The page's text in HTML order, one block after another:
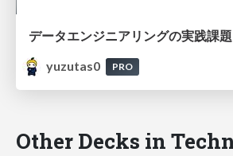
yuzutas0
PRO
Other Decks in